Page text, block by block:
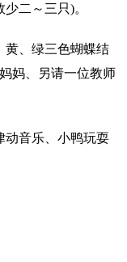
二～三只)。
、绿三色蝴蝶结
妈、另请一位教师
音乐、小鸭玩耍